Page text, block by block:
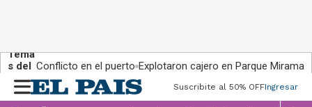
Tema
s del
día:
Conflicto en el puerto Explotaron cajero en Parque Miramar
Suscribite al 50% OFFIngresar